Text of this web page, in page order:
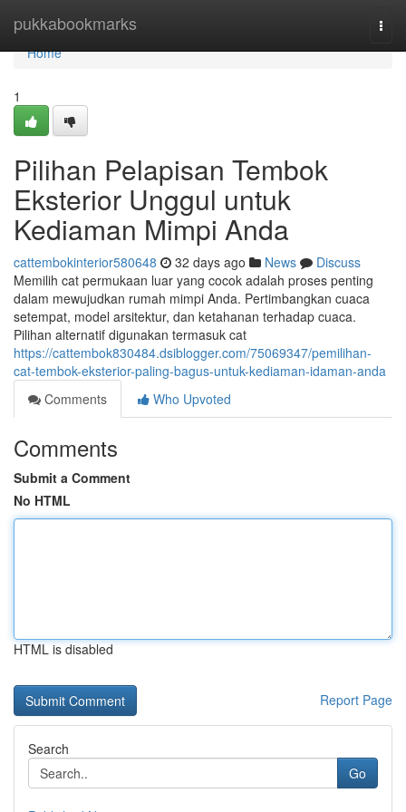
pukkabookmarks
Home
Home
1
Pilihan Pelapisan Tembok
Eksterior Unggul untuk
Kediaman Mimpi Anda
cattembokinterior580648 32 days ago News
Discuss
Memilih cat permukaan luar yang cocok adalah proses penting
dalam mewujudkan rumah mimpi Anda. Pertimbangkan cuaca
setempat, model arsitektur, dan ketahanan terhadap cuaca.
Pilihan alternatif digunakan termasuk cat
https://cattembok830484.dsiblogger.com/75069347/pemilihan-
cat-tembok-eksterior-paling-bagus-untuk-kediaman-idaman-anda
Comments
Who Upvoted
Comments
Submit a Comment
No HTML
HTML is disabled
Report Page
Search
Go